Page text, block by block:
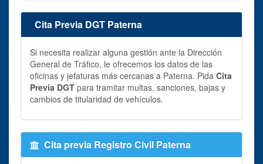
Cita Previa DGT Paterna
Si necesita realizar alguna gestión ante la Dirección
General de Tráfico, le ofrecemos los datos de las
oficinas y jefaturas más cercanas a Paterna. Pida Cita
Previa DGT para tramitar multas, sanciones, bajas y
cambios de titularidad de vehículos.
Cita previa Registro Civil Paterna